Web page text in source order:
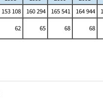
153 108 160 294 165 541 164 944
62 65 68 68